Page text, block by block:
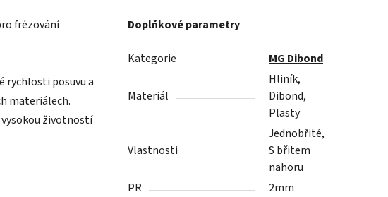
frézování
rychlosti posuvu a
materiálech.
životností
Doplňkové parametry
Kategorie MG Dibond
Materiál
Hliník,
Dibond,
Plasty
Vlastnosti
Jednobřité,
S břitem
nahoru
PR
2mm